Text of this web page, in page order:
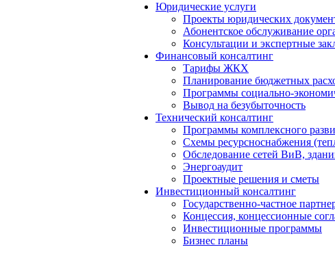
Юридические услуги
Проекты юридических
Абонентское обслуживание
Консультации и экспертные
Финансовый консалтинг
Тарифы ЖКХ
Планирование бюджетных
Программы социально-
Вывод на безубыточность
Технический консалтинг
Программы комплексного
Схемы ресурсноснабжения
Обследование сетей ВиВ,
Энергоаудит
Проектные решения и сметы
Инвестиционный консалтинг
Государственно-частное
Концессия, концессионные
Инвестиционные программы
Бизнес планы